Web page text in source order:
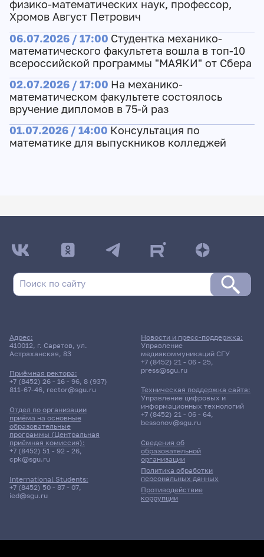
физико-математических наук, профессор,
Хромов Август Петрович
06.07.2026 / 17:00 Студентка механико-
математического факультета вошла в топ-10
всероссийской программы "МАЯКИ" от Сбера
02.07.2026 / 17:00 На механико-
математическом факультете состоялось
вручение дипломов в 75-й раз
01.07.2026 / 14:00 Консультация по
математике для выпускников колледжей
Адрес:
410012, г. Саратов, ул.
Астраханская, 83
Приёмная ректора:
+7 (8452) 26 - 16 - 96, 8 (937)
811-67-46, rector@sgu.ru
Отдел по организации
приёма на основные
образовательные
программы (Центральная
приёмная комиссия):
+7 (8452) 51 - 92 - 26,
cpk@sgu.ru
International Students:
+7 (8452) 50 - 87 - 07,
ied@sgu.ru
Сведения об
образовательной
организации
Политика обработки
персональных данных
Противодействие
коррупции
Новости и пресс-поддержка:
Управление
медиакоммуникаций СГУ
+7 (8452) 21 - 06 - 25,
press@sgu.ru
Техническая поддержка сайта:
Управление цифровых и
информационных технологий
+7 (8452) 21 - 06 - 64,
bessonov@sgu.ru